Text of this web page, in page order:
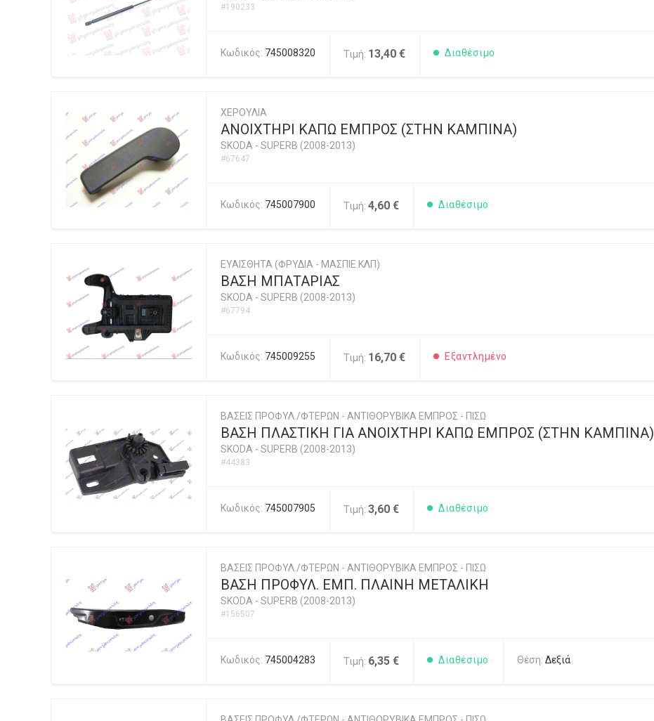
#190233
Κωδικός: 745008320 Τιμή: 13,40 € Διαθέσιμο
ΧΕΡΟΥΛΙΑ
ΑΝΟΙΧΤΗΡΙ ΚΑΠΩ ΕΜΠΡΟΣ (ΣΤΗΝ ΚΑΜΠΙΝΑ)
SKODA - SUPERB (2008-2013)
#67647
Κωδικός: 745007900 Τιμή: 4,60 € Διαθέσιμο
ΕΥΑΙΣΘΗΤΑ (ΦΡΥΔΙΑ - ΜΑΣΠΙΕ ΚΛΠ)
ΒΑΣΗ ΜΠΑΤΑΡΙΑΣ
SKODA - SUPERB (2008-2013)
#67794
Κωδικός: 745009255 Τιμή: 16,70 € Εξαντλημένο
ΒΑΣΕΙΣ ΠΡΟΦΥΛ./ΦΤΕΡΩΝ - ΑΝΤΙΘΟΡΥΒΙΚΑ ΕΜΠΡΟΣ - ΠΙΣΩ
ΒΑΣΗ ΠΛΑΣΤΙΚΗ ΓΙΑ ΑΝΟΙΧΤΗΡΙ ΚΑΠΩ ΕΜΠΡΟΣ (ΣΤΗΝ ΚΑΜΠΙΝΑ)
SKODA - SUPERB (2008-2013)
#44383
Κωδικός: 745007905 Τιμή: 3,60 € Διαθέσιμο
ΒΑΣΕΙΣ ΠΡΟΦΥΛ./ΦΤΕΡΩΝ - ΑΝΤΙΘΟΡΥΒΙΚΑ ΕΜΠΡΟΣ - ΠΙΣΩ
ΒΑΣΗ ΠΡΟΦΥΛ. ΕΜΠ. ΠΛΑΙΝΗ ΜΕΤΑΛΙΚΗ
SKODA - SUPERB (2008-2013)
#156507
Κωδικός: 745004283 Τιμή: 6,35 € Διαθέσιμο Θέση: Δεξιά